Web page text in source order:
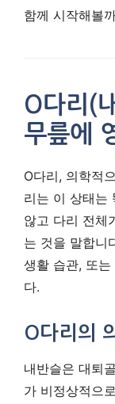
함께 시작해볼
O다리(
무릎에
O다리, 의학적
리는 이 상태는
않고 다리 전체
는 것을 말합니
생활 습관, 또
다.
O다리의
내반슬은 대퇴
가 비정상적으